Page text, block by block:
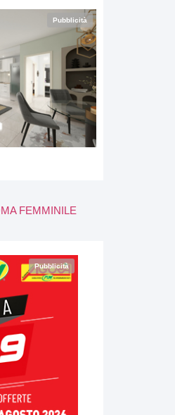
Pubblicità
FEMMINILE
Pubblicità